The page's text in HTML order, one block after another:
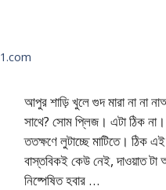
আপুর শাড়ি খুলে গুদ মারা না
সাথে? সোম প্লিজ। এটা ঠিক
ততক্ষণে লুটাচ্ছে মাটিতে। ঠিক
বাস্তবিকই কেউ নেই, দাওয়াত
নিষ্পেষিত হবার …